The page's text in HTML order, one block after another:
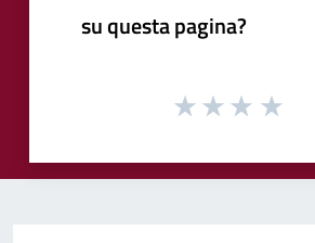
su questa pagina?